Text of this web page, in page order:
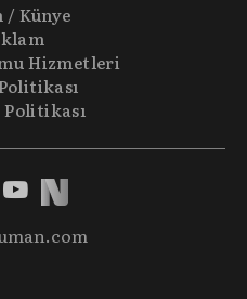
Künye
Hizmetleri